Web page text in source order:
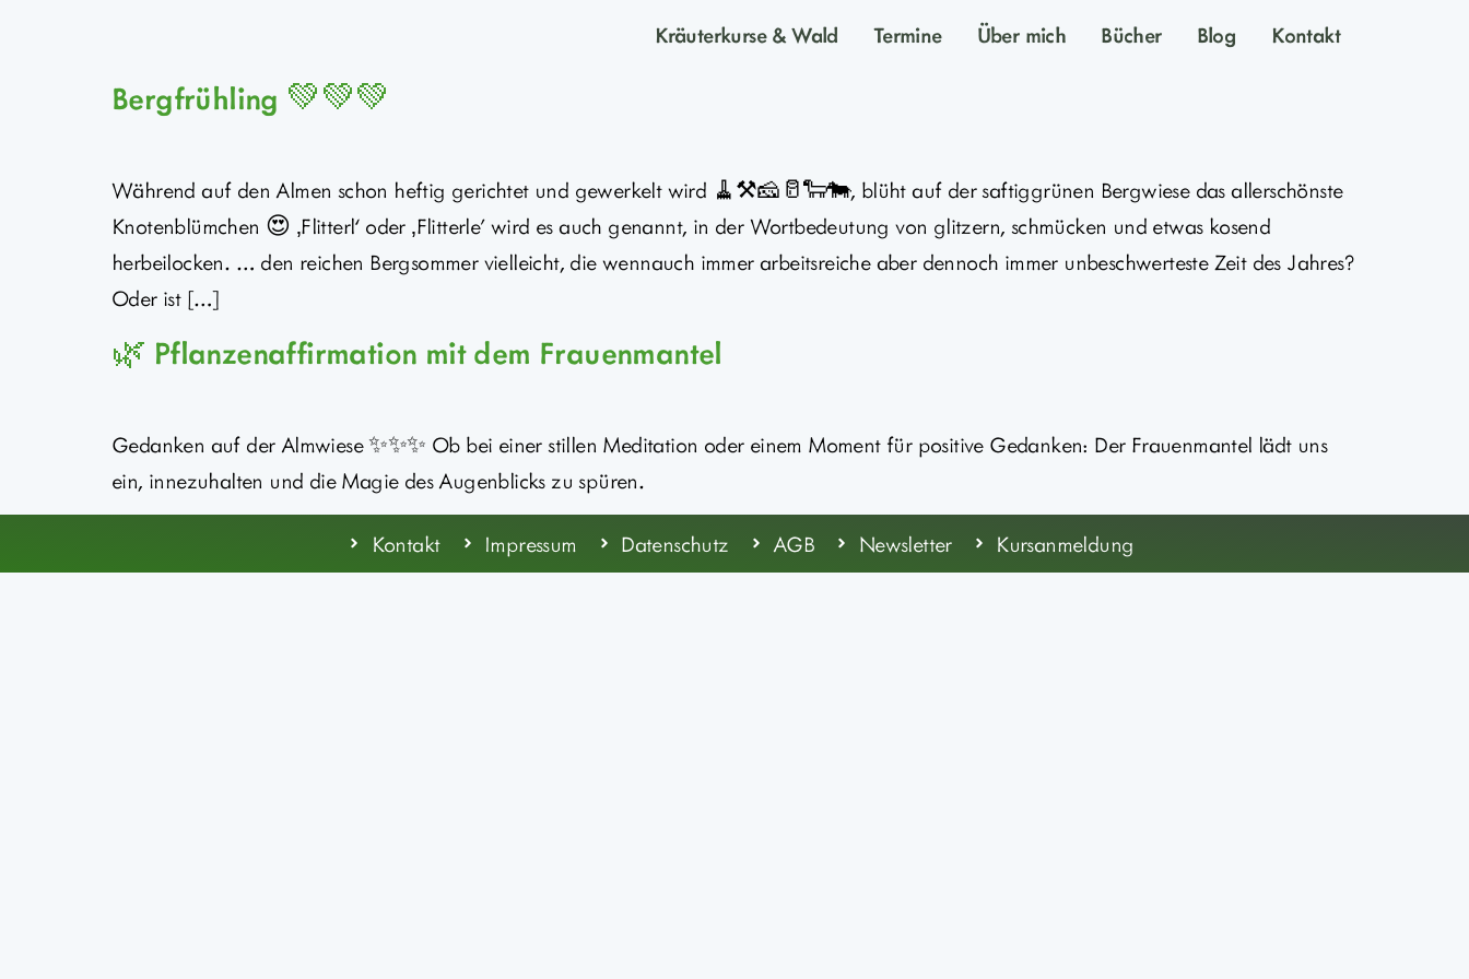
Kräuterkurse & Wald Termine Über mich Bücher Blog Kontakt
Bergfrühling 💚💚💚
Während auf den Almen schon heftig gerichtet und gewerkelt wird 🧹⚒️🧀🥛🐑🐄, blüht auf der saftiggrünen Bergwiese das allerschönste
Knotenblümchen 😍 ‚Flitterl‘ oder ‚Flitterle’ wird es auch genannt, in der Wortbedeutung von glitzern, schmücken und etwas kosend
herbeilocken. … den reichen Bergsommer vielleicht, die wennauch immer arbeitsreiche aber dennoch immer unbeschwerteste Zeit des Jahres?
Oder ist […]
🌿 Pflanzenaffirmation mit dem Frauenmantel
Gedanken auf der Almwiese ✨✨✨ Ob bei einer stillen Meditation oder einem Moment für positive Gedanken: Der Frauenmantel lädt uns
ein, innezuhalten und die Magie des Augenblicks zu spüren.
Kontakt Impressum Datenschutz AGB Newsletter Kursanmeldung